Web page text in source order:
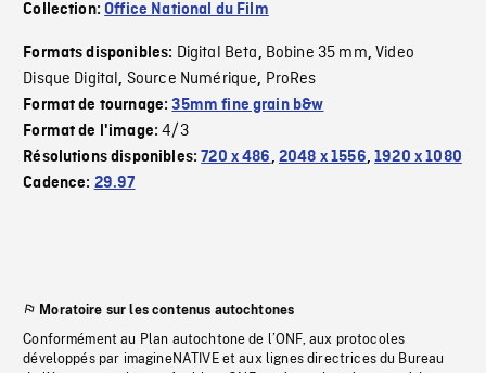
Collection:Office National du Film
Formats disponibles: Digital Beta, Bobine 35 mm,Video
Disque Digital, Source Numérique, ProRes
Format de tournage:35mm fine grain b&w
Format de l'image:4/3
Résolutions disponibles:720 x 486, 2048 x 1556,1920 x 1080
Cadence: 29.97
Moratoire sur les contenus autochtones
Conformément au Plan autochtone de l’ONF, aux protocoles
développés par imagineNATIVE et aux lignes directrices du Bureau